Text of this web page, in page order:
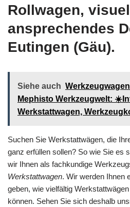
Rollwagen,
ansprechendes
Eutingen (Gäu).
Siehe auch
Mephisto Werkzeugwelt:
Werkstattwagen,
Suchen Sie Werkstattwägen, die
ganz erfüllen sollen? So wie Sie es
wir Ihnen als fachkundige
Werkstattwagen. Wir werden Ihnen
geben, wie vielfältig
können. Sehen Sie sich deshalb